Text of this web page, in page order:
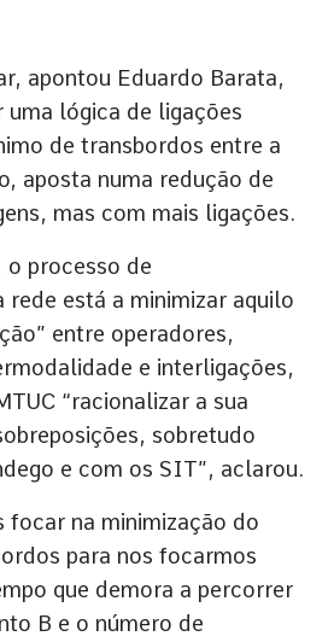
apontou Eduardo Barata,
uma lógica de ligações
de transbordos entre a
aposta numa redução de
mas com mais ligações.
o processo de
rede está a minimizar aquilo
entre operadores,
e interligações,
“racionalizar a sua
sobretudo
e com os SIT”, aclarou.
focar na minimização do
para nos focarmos
que demora a percorrer
B e o número de